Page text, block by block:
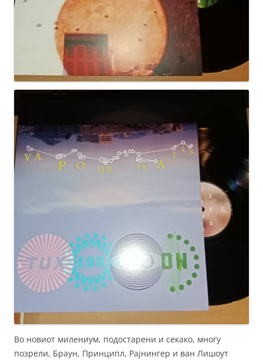
Во новиот милениум, подостарени и секако, многу
позрели, Браун, Принципл, Рајнингер и ван Лишоут